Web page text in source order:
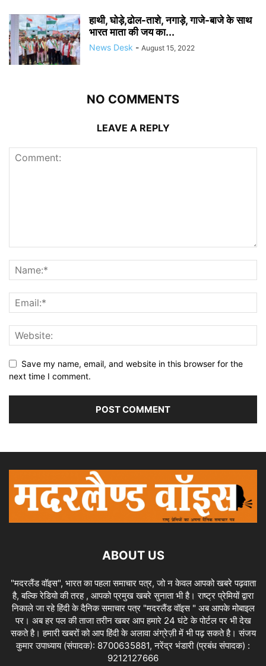
हाथी, घोड़े,ढोल-ताशे, नगाड़े, गाजे-बाजे के साथ
भारत माता की जय का...
News Desk - August 15, 2022
NO COMMENTS
LEAVE A REPLY
Save my name, email, and website in this browser for the
next time I comment.
ABOUT US
"मदरलैंड वॉइस", भारत का पहला समाचार पत्र, जो न केवल आपको खबरे पढ़वाता
है, बल्कि रेडियो की तरह , आपको प्रमुख खबरे सुनाता भी है। राष्ट्र प्रेमियों द्वारा
निकाले जा रहे हिंदी के दैनिक समाचार पत्र "मदरलैंड वॉइस " अब आपके मोबाइल
पर। अब हर पल की ताजा तरीन खबर आप हमारे 24 घंटे के पोर्टल पर भी देख
सकते है। हमारी खबरों को आप हिंदी के अलावा अंग्रेज़ी में भी पढ़ सकते है। संजय
कुमार उपाध्याय (संपादक): 8700635881, नरेंद्र भंडारी (प्रबंध संपादक) :
9212127666